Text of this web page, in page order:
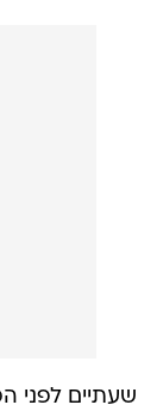
שעתיים לפני